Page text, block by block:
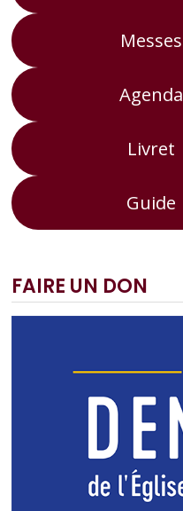
Messes
Agenda
Livret
Guide
FAIRE UN DON